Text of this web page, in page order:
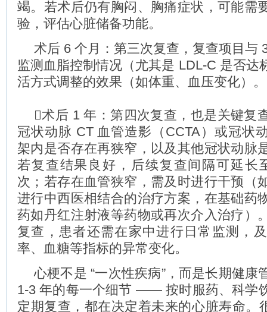
竭。若术后仍有胸闷、胸痛症状，可能需
验，评估心脏储备功能。
术后 6 个月：第三次复查，复查项目与
监测血脂控制情况（尤其是 LDL-C 是否达
活方式调整的效果（如体重、血压变化）。
术后 1 年：第四次复查，也是关键复
冠状动脉 CT 血管造影（CCTA）或冠状
架内是否存在再狭窄，以及其他冠状动脉
若复查结果良好，后续复查间隔可延长
次；若存在血管狭窄，需及时进行干预（
进行中西医相结合的治疗方案，在基础药
药如丹红注射液等药物或再次介入治疗）
复查，患者还需在家中进行日常监测，
率、血糖等指标的异常变化。
心梗不是 “一次性疾病”，而是长期健康
1-3 年的每一个细节 —— 按时服药、科学
定期复查，都在决定着未来的心脏寿命。